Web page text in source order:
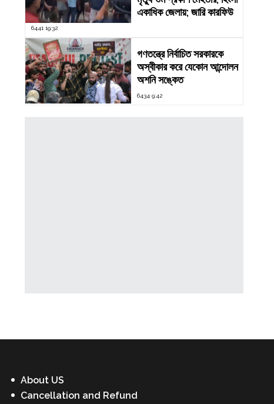
একাধিক জেলায়; জারি কারফিউ
6441 19:32
গণতন্ত্রে নির্বাচিত সরকারকে
অস্বীকার করে যেকোন আন্দোলন
অশনি সঙ্কেত
6434 9:42
About US
Cancellation and Refund